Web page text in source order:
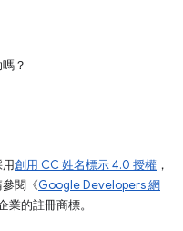
？
創用 CC 姓名標示 4.0 授權 ，
閱《Google Developers 網
的註冊商標。